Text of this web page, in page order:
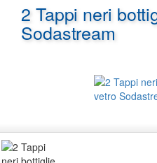
2 Tappi neri bottiglie in vetro
Sodastream